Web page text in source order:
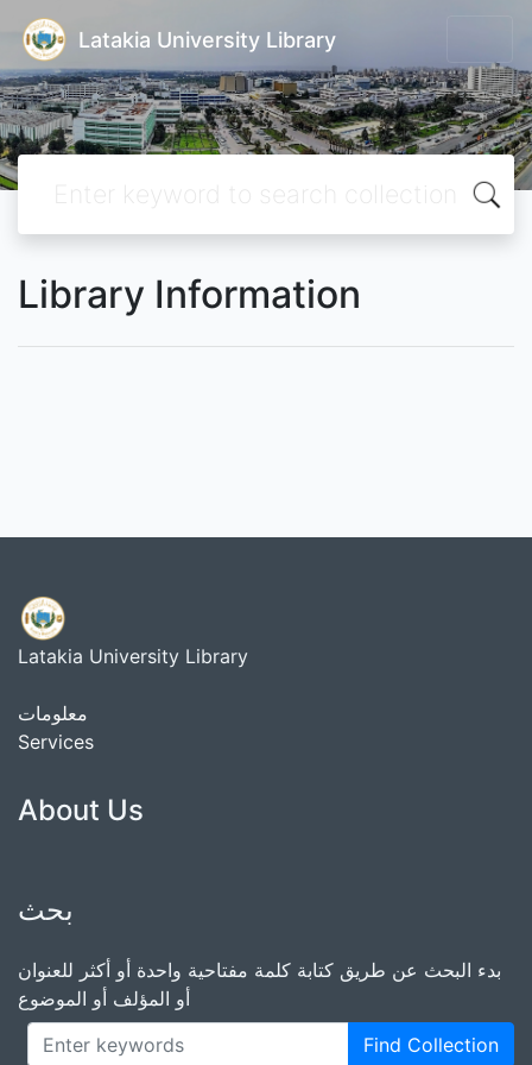
Latakia University Library
Library Information
Latakia University Library
معلومات
Services
About Us
بحث
بدء البحث عن طريق كتابة كلمة مفتاحية واحدة أو أكثر للعنوان
أو المؤلف أو الموضوع
Find Collection